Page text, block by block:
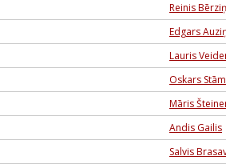
Reinis
Edgars
Lauris
Oskars
Māris
Andis Gailis
Salvis